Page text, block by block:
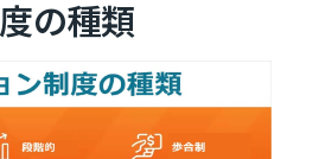
の種類